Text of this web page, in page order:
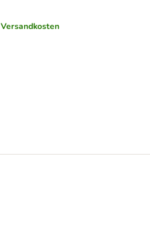
Versandkosten